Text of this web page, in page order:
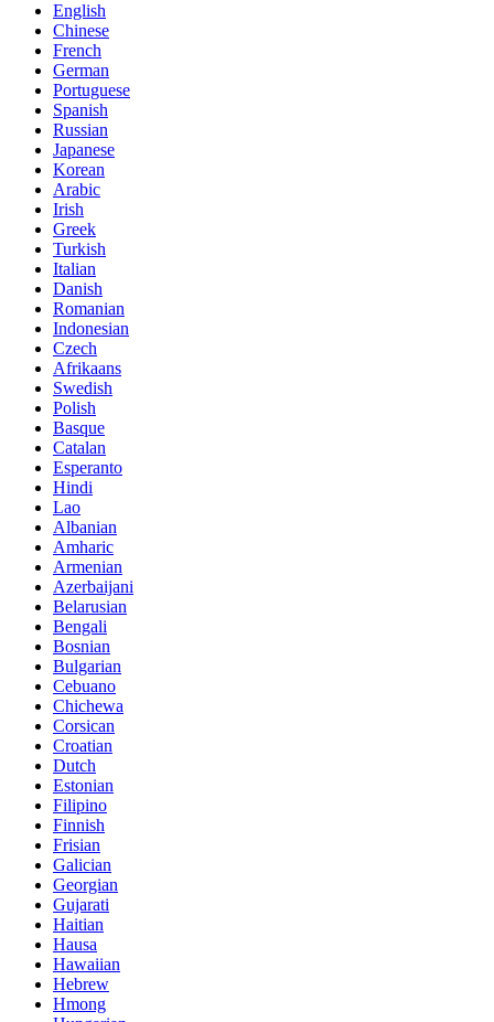
English
Chinese
French
German
Portuguese
Spanish
Russian
Japanese
Korean
Arabic
Irish
Greek
Turkish
Italian
Danish
Romanian
Indonesian
Czech
Afrikaans
Swedish
Polish
Basque
Catalan
Esperanto
Hindi
Lao
Albanian
Amharic
Armenian
Azerbaijani
Belarusian
Bengali
Bosnian
Bulgarian
Cebuano
Chichewa
Corsican
Croatian
Dutch
Estonian
Filipino
Finnish
Frisian
Galician
Georgian
Gujarati
Haitian
Hausa
Hawaiian
Hebrew
Hmong